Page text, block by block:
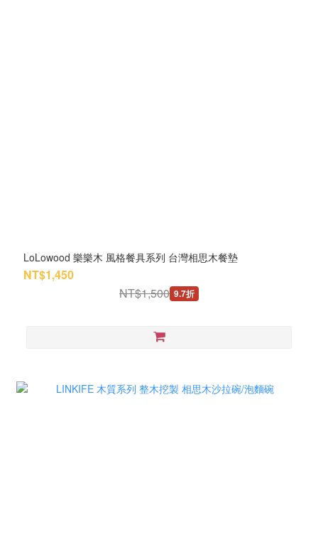
LoLowood 樂樂木 風格餐具系列 台灣相思木餐墊
NT$1,450
NT$1,500 9.7折